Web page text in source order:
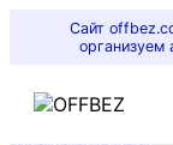
Сайт
организуем